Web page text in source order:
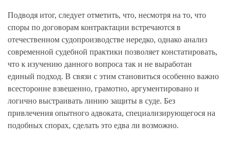
Подводя итог, следует отметить, что, несмотря на то, что
споры по договорам контрактации встречаются в
отечественном судопроизводстве нередко, однако анализ
современной судебной практики позволяет констатировать,
что к изучению данного вопроса так и не выработан
единый подход. В связи с этим становиться особенно важно
всесторонне взвешенно, грамотно, аргументировано и
логично выстраивать линию защиты в суде. Без
привлечения опытного адвоката, специализирующегося на
подобных спорах, сделать это едва ли возможно.